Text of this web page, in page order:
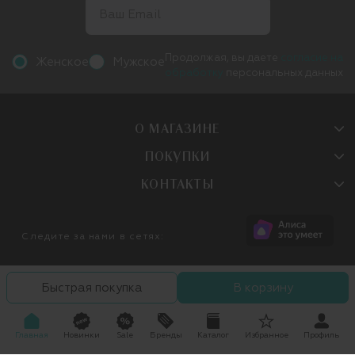
О МАГАЗИНЕ
ПОКУПКИ
КОНТАКТЫ
Следите за нами в сетях:
Быстрая покупка В корзину
Главная Новинки Sale Бренды Каталог Избранное Профиль